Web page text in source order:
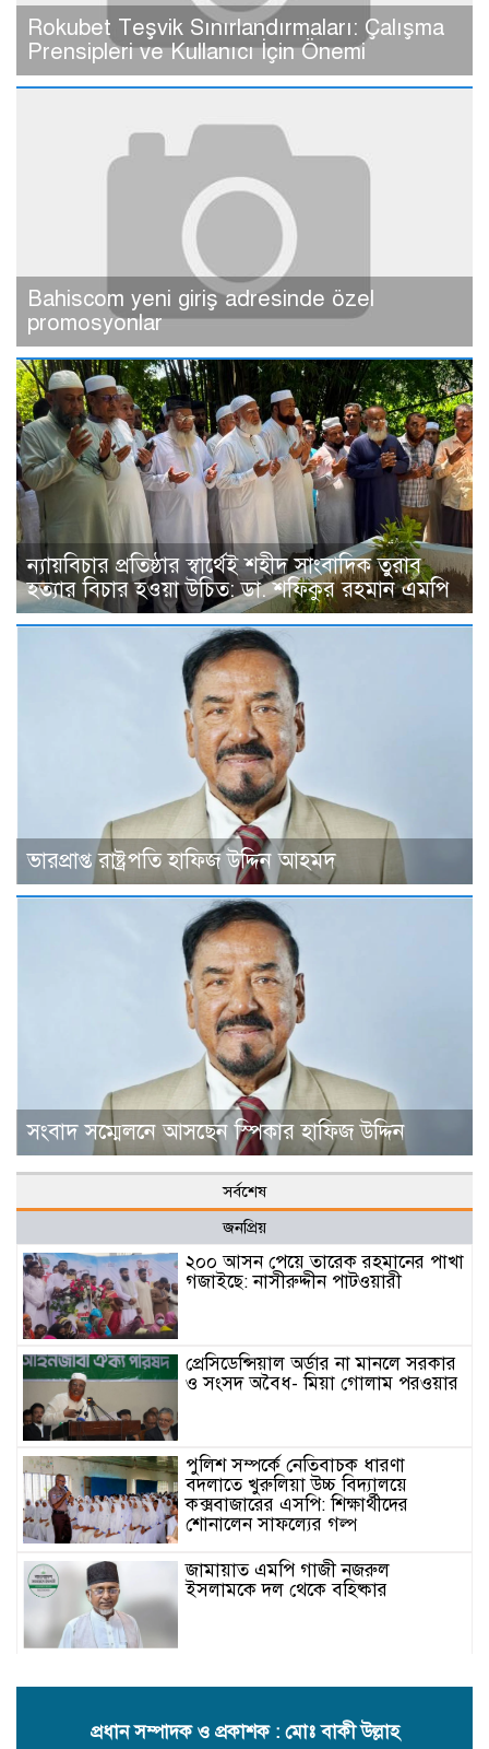
Rokubet Teşvik Sınırlandırmaları: Çalışma
Prensipleri ve Kullanıcı İçin Önemi
Bahiscom yeni giriş adresinde özel
promosyonlar
ন্যায়বিচার প্রতিষ্ঠার স্বার্থেই শহীদ সাংবাদিক তুরাব
হত্যার বিচার হওয়া উচিত: ডা. শফিকুর রহমান এমপি
ভারপ্রাপ্ত রাষ্ট্রপতি হাফিজ উদ্দিন আহমদ
সংবাদ সম্মেলনে আসছেন স্পিকার হাফিজ উদ্দিন
সর্বশেষ
জনপ্রিয়
২০০ আসন পেয়ে তারেক রহমানের পাখা
গজাইছে: নাসীরুদ্দীন পাটওয়ারী
প্রেসিডেন্সিয়াল অর্ডার না মানলে সরকার
ও সংসদ অবৈধ- মিয়া গোলাম পরওয়ার
পুলিশ সম্পর্কে নেতিবাচক ধারণা
বদলাতে খুরুলিয়া উচ্চ বিদ্যালয়ে
কক্সবাজারের এসপি: শিক্ষার্থীদের
শোনালেন সাফল্যের গল্প
জামায়াত এমপি গাজী নজরুল
ইসলামকে দল থেকে বহিষ্কার
বন্যায় নিহত বশির আহমদের পরিবারকে
প্রধান সম্পাদক ও প্রকাশক : মোঃ বাকী উল্লাহ